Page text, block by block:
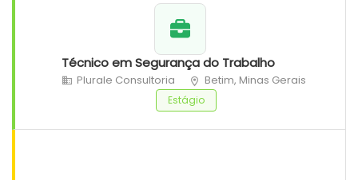
Técnico em Segurança do Trabalho
Plurale Consultoria Betim, Minas Gerais
Estágio